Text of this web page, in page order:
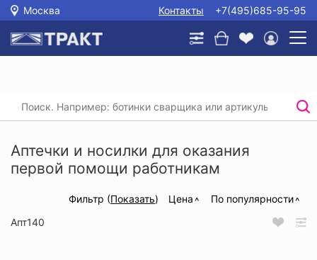
Москва Контакты +7(495)685-95-95
Главная / /
Аптечки, носилки
Аптечки и носилки для оказания
первой помощи работникам
Фильтр (Показать) Цена
По популярности
Апт140